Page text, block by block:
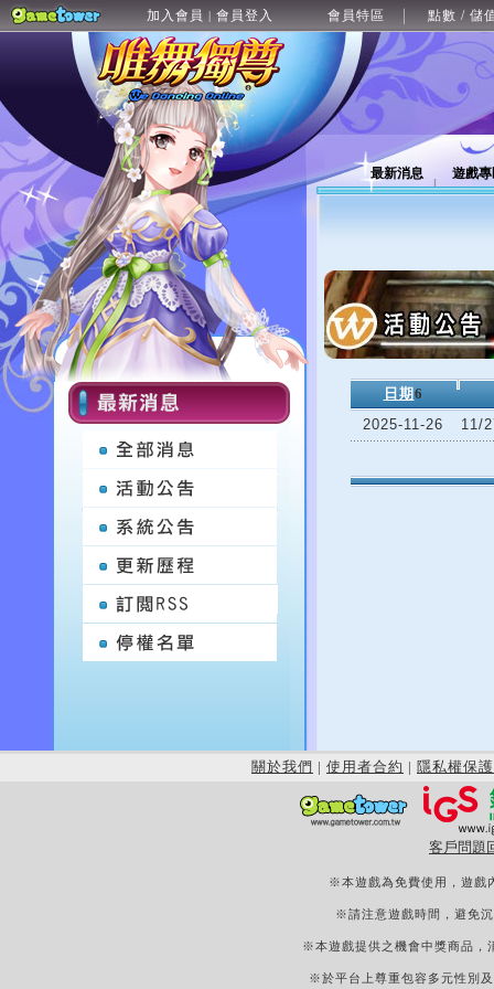
加入會員 | 會員登入 會員特區 點數 / 儲
最新消息 遊戲
日期 6
2025-11-26
11/
關於我們 | 使用者合約 | 隱私權保護
客戶問題
※本遊戲為免費使用，遊戲
※請注意遊戲時間，避免
※本遊戲提供之機會中獎商品，
※於平台上尊重包容多元性別